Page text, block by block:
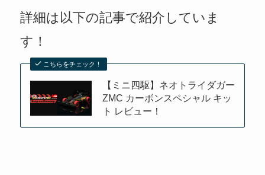
詳細は以下の記事で紹介していま
す！
こちらをチェック！
【ミニ四駆】ネオトライダガー
ZMC カーボンスペシャル キッ
ト レビュー！